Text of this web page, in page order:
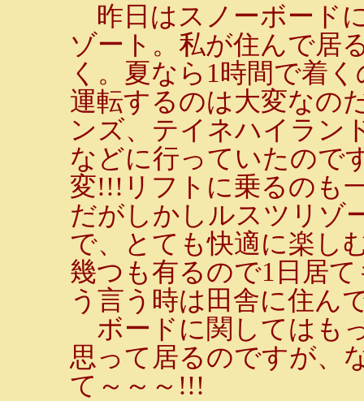
昨日はスノーボード
ゾート。私が住んで居
く。夏なら1時間で着
運転するのは大変なの
ンズ、テイネハイラン
などに行っていたので
変!!!リフトに乗るのも
だがしかしルスツリゾ
で、とても快適に楽し
幾つも有るので1日居
う言う時は田舎に住ん
ボードに関してはも
思って居るのですが、
て～～～!!!